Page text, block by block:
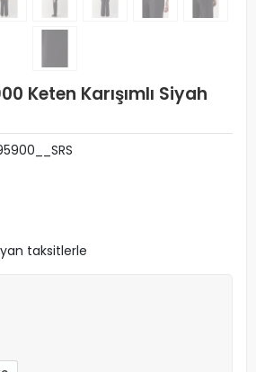
Keten Karışımlı Siyah
taksitlerle